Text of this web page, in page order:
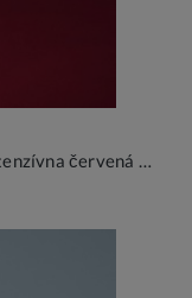
Výnimočné dievčenské šaty Elena - intenzívna červená elegancia